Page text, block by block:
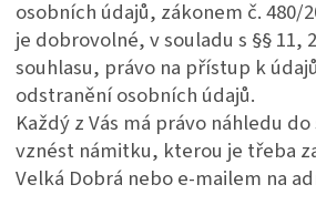
osobních údajů, zákonem č. 480/
je dobrovolné, v souladu s §§ 11,
souhlasu, právo na přístup k
odstranění osobních údajů.
Každý z Vás má právo náhledu
vznést námitku, kterou je třeba
Velká Dobrá nebo e-mailem na